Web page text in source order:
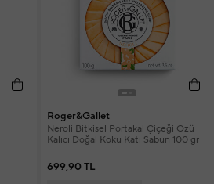
Roger&Gallet
Neroli Bitkisel Portakal Çiçeği Özü
Kalıcı Doğal Koku Katı Sabun 100 gr
699,90 TL